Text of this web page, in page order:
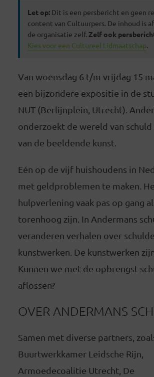
Let op:Dit is een persbericht en geen
content van Cultuurpers. De inhoud is
de organisatie zelf. Zelf ook
Kies voor een Cultureel Lidmaatschap.
Van woensdag 6 t/m vrijdag 15
een bijzondere expositie in de
NUT (Berlijnplein, Utrecht).
onderzoekt de wereld van
van de beeldende kunst.
Eén op de vijf huishoudens in
met geldproblemen te maken.
hulpverlening vaak pas op gang
torenhoog zijn. In Andermans
veranderen verhalen over
kunstwerken. De kunstwerken
Kunnen we met de opbrengst
aflossen?
OVER ANDERMANS
Samen met diverse partners,
Buurtwerkkamer Leidsche Rijn,
Armoedecoalitie Utrecht, De